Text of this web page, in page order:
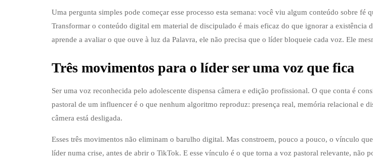
Uma pergunta simples pode começar esse processo esta semana: você viu algum conteúdo sobre fé
Transformar o conteúdo digital em material de discipulado é mais eficaz do que ignorar a existência
aprende a avaliar o que ouve à luz da Palavra, ele não precisa que o líder bloqueie cada voz. Ele
Três movimentos para o líder ser uma voz que fica
Ser uma voz reconhecida pelo adolescente dispensa câmera e edição profissional. O que conta é
pastoral de um influencer é o que nenhum algoritmo reproduz: presença real, memória relacional e
câmera está desligada.
Esses três movimentos não eliminam o barulho digital. Mas constroem, pouco a pouco, o vínculo
líder numa crise, antes de abrir o TikTok. E esse vínculo é o que torna a voz pastoral relevante, não